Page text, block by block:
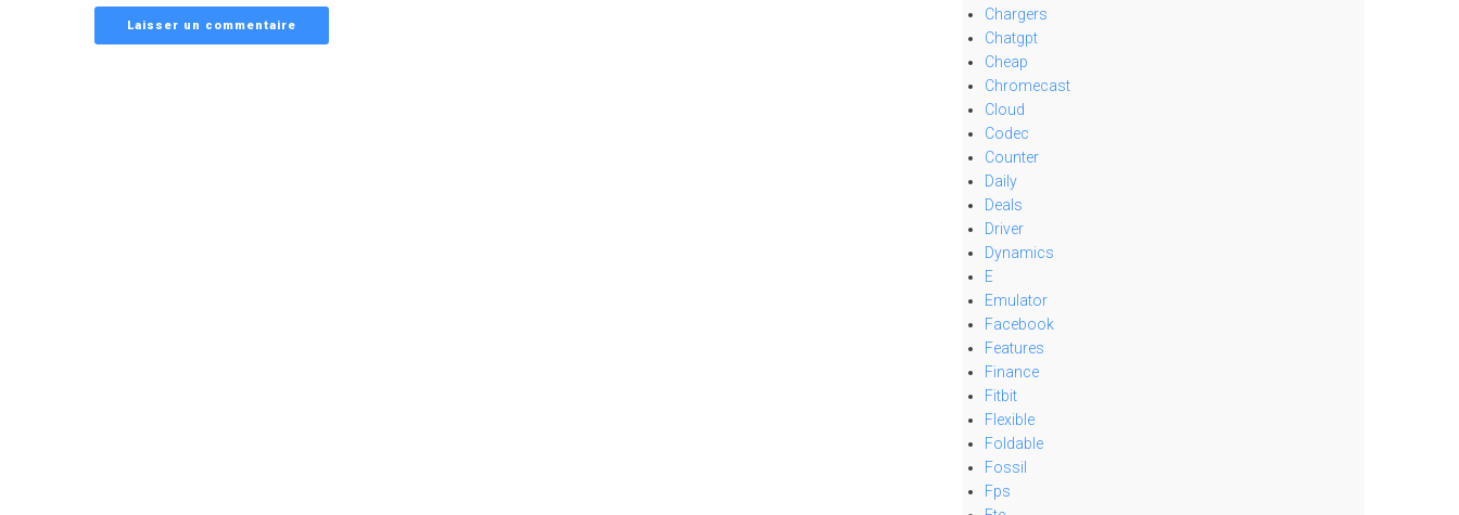
Chargers
Chatgpt
Cheap
Chromecast
Cloud
Codec
Counter
Daily
Deals
Driver
Dynamics
E
Emulator
Facebook
Features
Finance
Fitbit
Flexible
Foldable
Fossil
Fps